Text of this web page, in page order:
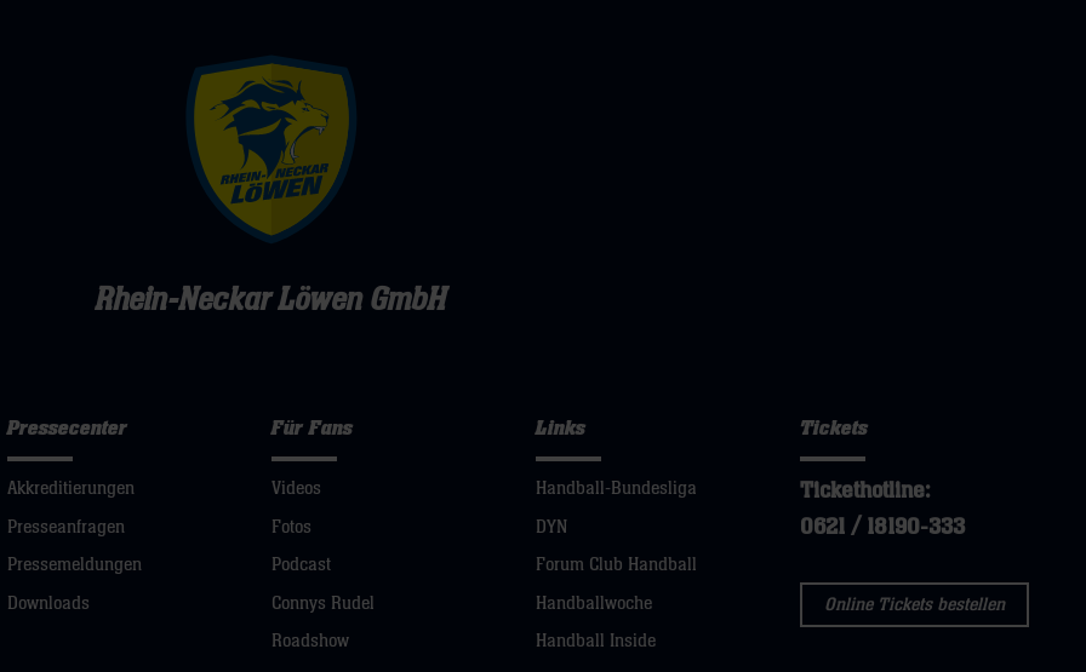
Rhein-Neckar Löwen GmbH
Pressecenter
Akkreditierungen
Presseanfragen
Pressemeldungen
Downloads
Für Fans
Videos
Fotos
Podcast
Connys Rudel
Roadshow
Links
Handball-Bundesliga
DYN
Forum Club Handball
Handballwoche
Handball Inside
Tickets
Tickethotline:
0621 / 18190-333
Online Tickets bestellen